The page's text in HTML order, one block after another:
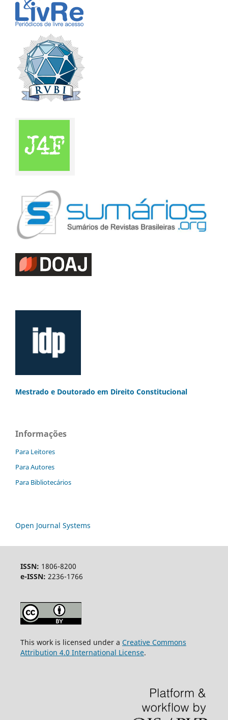
Mestrado e Doutorado em Direito Constitucional
Informações
Para Leitores
Para Autores
Para Bibliotecários
Open Journal Systems
ISSN: 1806-8200
e-ISSN: 2236-1766
This work is licensed under a Creative Commons
Attribution 4.0 International License.